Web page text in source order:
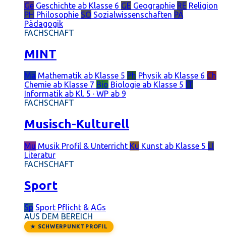
Ge Geschichte ab Klasse 6 GE Geographie RE Religion
PH Philosophie SO Sozialwissenschaften PÄ
Pädagogik
FACHSCHAFT
MINT
Ma Mathematik ab Klasse 5 Ph Physik ab Klasse 6 Ch
Chemie ab Klasse 7 Bio Biologie ab Klasse 5 IT
Informatik ab Kl. 5 · WP ab 9
FACHSCHAFT
Musisch-Kulturell
Mu Musik Profil & Unterricht Ku Kunst ab Klasse 5 LI
Literatur
FACHSCHAFT
Sport
Sp Sport Pflicht & AGs
AUS DEM BEREICH
★ SCHWERPUNKTPROFIL